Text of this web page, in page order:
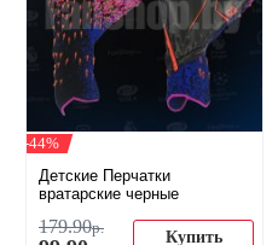
-44%
Детские Перчатки
вратарские черные
179.90р. Купить